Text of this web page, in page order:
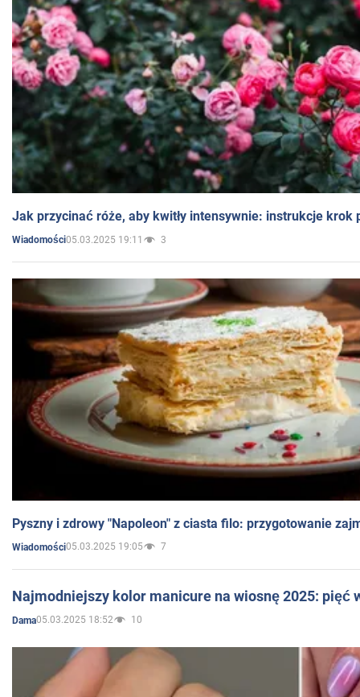
Jak przycinać róże, aby kwitły intensywnie: instrukcje krok
Wiadomości05.03.2025 19:11 3
Pyszny i zdrowy "Napoleon" z ciasta filo: przygotowanie
Wiadomości05.03.2025 19:05 7
Najmodniejszy kolor manicure na wiosnę 2025: pięć
Dama05.03.2025 18:52 10